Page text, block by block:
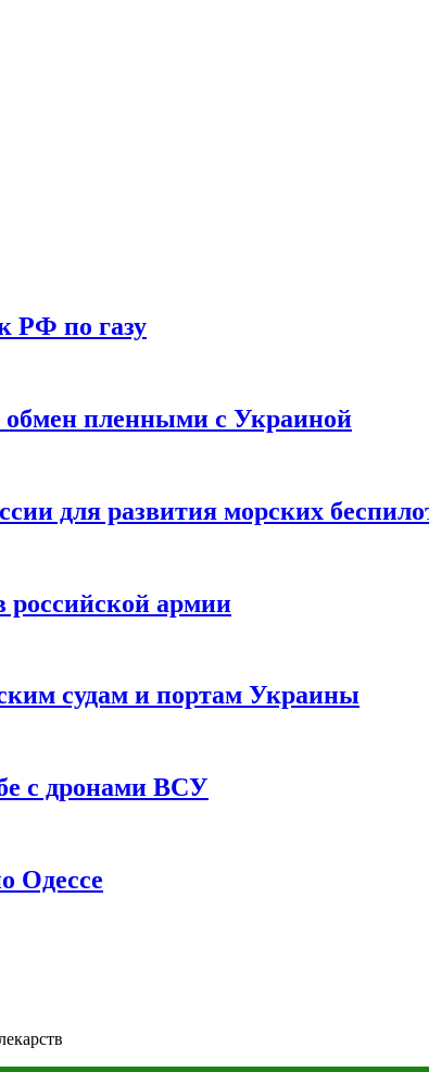
РФ по газу
обмен пленными с Украиной
для развития морских
российской армии
судам и портам Украины
с дронами ВСУ
Одессе